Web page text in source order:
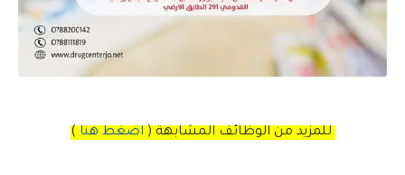
للمزيد من الوظائف المشابهة ( اضغط هنا )